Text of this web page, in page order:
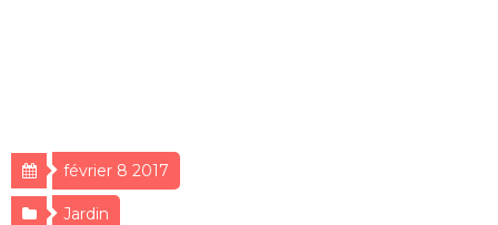
février 8 2017
Jardin